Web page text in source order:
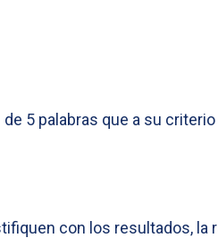
5 palabras que a su
con los resultados, la